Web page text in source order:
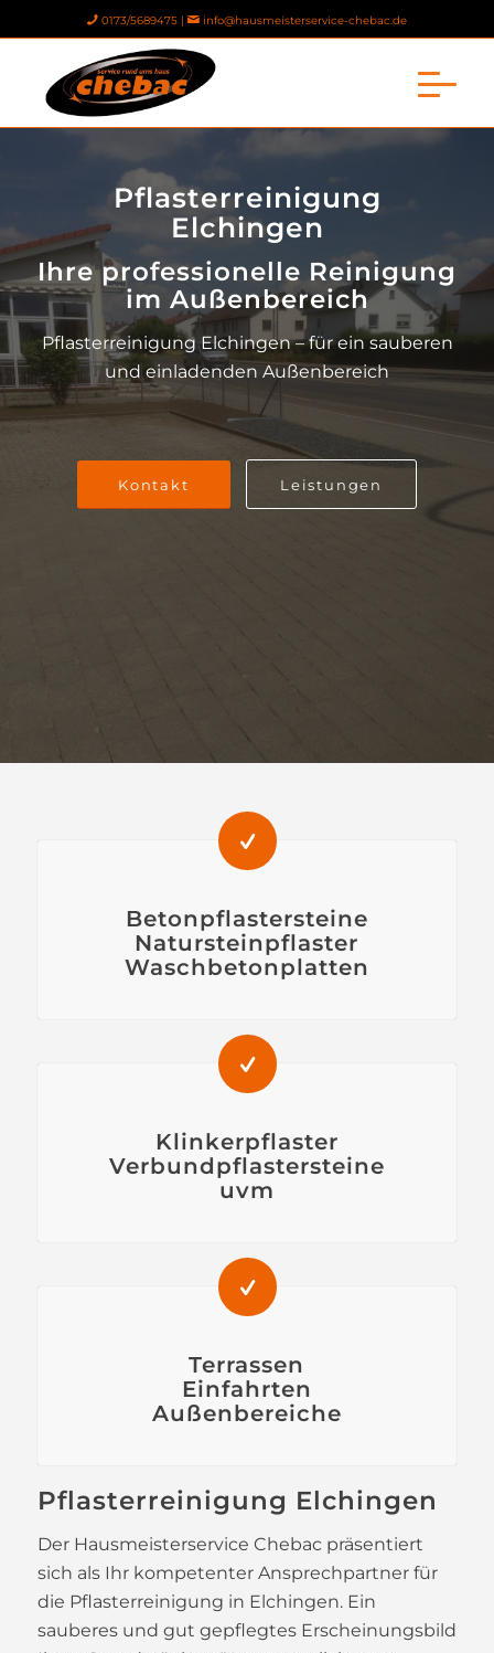
0173/5689475 | info@hausmeisterservice-chebac.de
Pflasterreinigung
Elchingen
Ihre professionelle Reinigung
im Außenbereich
Pflasterreinigung Elchingen – für ein sauberen
und einladenden Außenbereich
Kontakt Leistungen
Betonpflastersteine
Natursteinpflaster
Waschbetonplatten
Klinkerpflaster
Verbundpflastersteine
uvm
Terrassen
Einfahrten
Außenbereiche
Pflasterreinigung Elchingen
Der Hausmeisterservice Chebac präsentiert
sich als Ihr kompetenter Ansprechpartner für
die Pflasterreinigung in Elchingen. Ein
sauberes und gut gepflegtes Erscheinungsbild